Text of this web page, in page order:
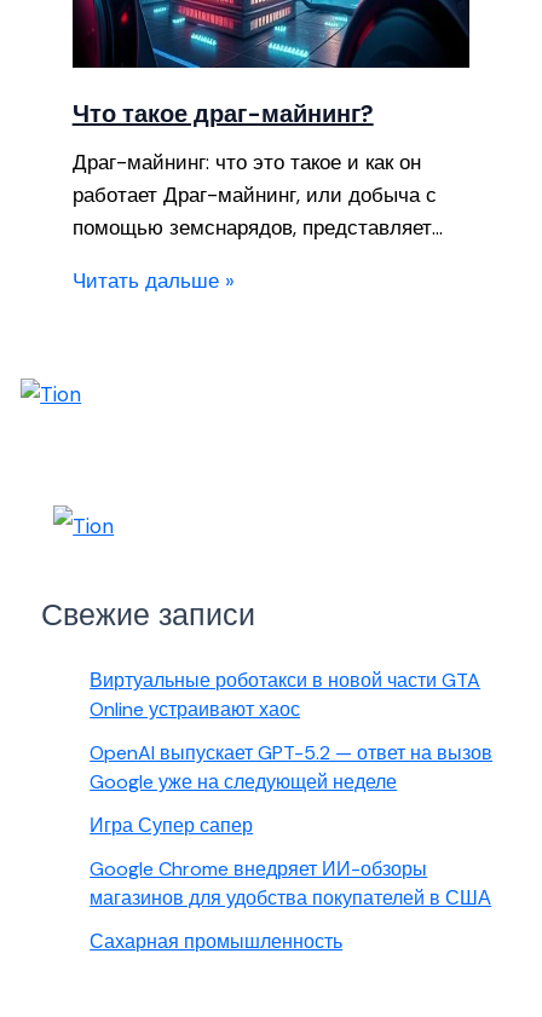
Что такое драг-майнинг?
Драг-майнинг: что это такое и как он
работает Драг-майнинг, или добыча с
помощью земснарядов, представляет…
Читать дальше »
Свежие записи
Виртуальные роботакси в новой части GTA
Online устраивают хаос
OpenAI выпускает GPT-5.2 — ответ на вызов
Google уже на следующей неделе
Игра Супер сапер
Google Chrome внедряет ИИ-обзоры
магазинов для удобства покупателей в США
Сахарная промышленность